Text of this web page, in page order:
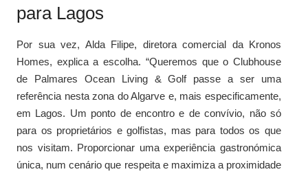
para Lagos
Por sua vez, Alda Filipe, diretora comercial da Kronos
Homes, explica a escolha. “Queremos que o Clubhouse
de Palmares Ocean Living & Golf passe a ser uma
referência nesta zona do Algarve e, mais especificamente,
em Lagos. Um ponto de encontro e de convívio, não só
para os proprietários e golfistas, mas para todos os que
nos visitam. Proporcionar uma experiência gastronómica
única, num cenário que respeita e maximiza a proximidade